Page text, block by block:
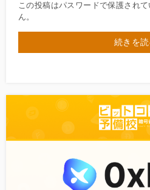
この投稿はパスワードで保護され
ん。
続きを